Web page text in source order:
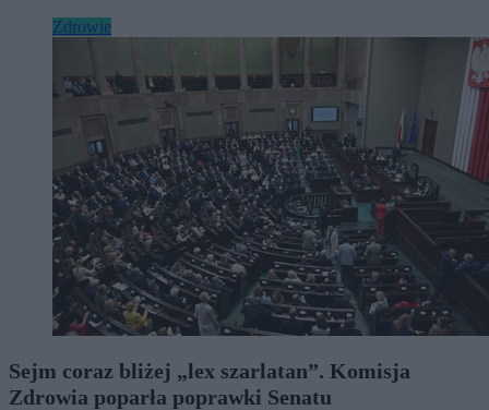
Zdrowie
Sejm coraz bliżej „lex szarlatan”. Komisja
Zdrowia poparła poprawki Senatu